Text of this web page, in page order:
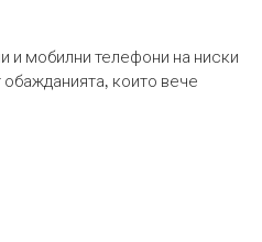
и мобилни телефони на ниски
които вече